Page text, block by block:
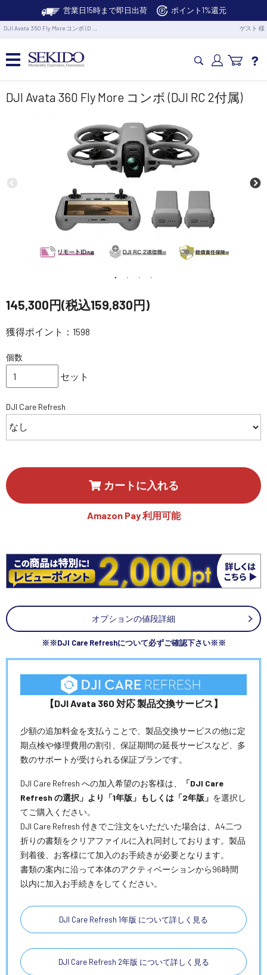
営業日15時まで即日出荷 ポイント1%還元
DJI Avata 360 Fly More コンボ (D … ゲスト 様
カメラドローン・生活家電
カメラ・スタビライザー
業務用ドローン・業務関連製品
水中ドローン(ROV)・水中スクーター
講習会･国家資格･WEBセミナー
定期配信!
SEKIDO
DJI Avata 360 Fly More コンボ (DJI RC 2付属)
145,300円(税込159,830円)
獲得ポイント：1598
個数
セット
DJI Care Refresh
カートに入れる
Amazon Pay 利用可能
オプションの値段詳細
※※DJI Care Refreshについて必ずご確認下さい※※
【DJI Avata 360 対応 製品交換サービス】
少額の追加料金を支払うことで、製品交換サービスの他に定
期点検や修理費用の割引、保証期間の延長サービスなど、多
数のサポートが受けられる保証プランです。
DJI Care Refresh への加入希望のお客様は、
「DJI Care
Refresh の選択」より「1年版」もしくは「2年版」 を選択し
てご購入ください。
DJI Care Refresh 付きでご注文をいただいた場合は、A4二つ
折りの書類をクリアファイルに入れ同封しております。製品
到着後、お客様にて加入のお手続きが必要となります。
書類の案内に沿って本体のアクティベーションから96時間
以内に加入お手続きをしてください。
DJI Care Refresh 1年版 について詳しく見る
DJI Care Refresh 2年版 について詳しく見る